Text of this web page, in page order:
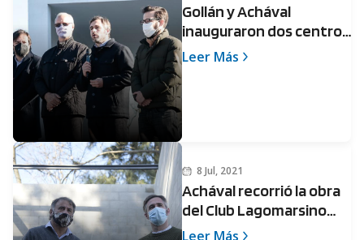
Gollán y Achával
inauguraron dos centros
de salud y recorrieron el
Leer Más
8 Jul, 2021
Achával recorrió la obra
del Club Lagomarsino
junto al subsecretario de
Leer Más